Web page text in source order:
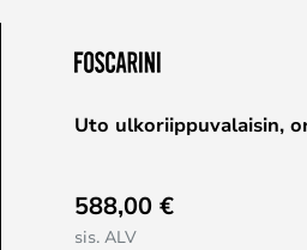
Uto ulkoriippuvalaisin,
588,00 €
sis. ALV